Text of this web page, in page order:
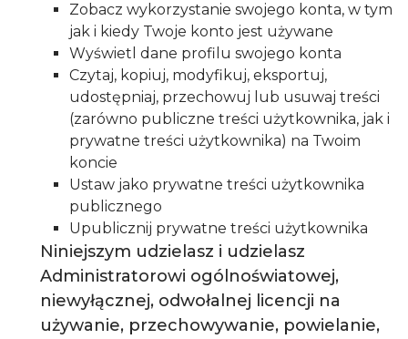
Zobacz wykorzystanie swojego konta, w tym
jak i kiedy Twoje konto jest używane
Wyświetl dane profilu swojego konta
Czytaj, kopiuj, modyfikuj, eksportuj,
udostępniaj, przechowuj lub usuwaj treści
(zarówno publiczne treści użytkownika, jak i
prywatne treści użytkownika) na Twoim
koncie
Ustaw jako prywatne treści użytkownika
publicznego
Upublicznij prywatne treści użytkownika
Niniejszym udzielasz i udzielasz
Administratorowi ogólnoświatowej,
niewyłącznej, odwołalnej licencji na
używanie, przechowywanie, powielanie,